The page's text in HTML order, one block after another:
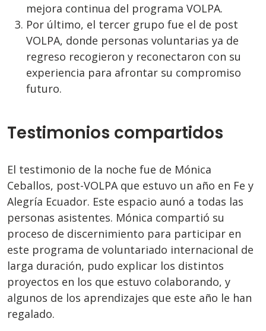
mejora continua del programa VOLPA.
Por último, el tercer grupo fue el de post
VOLPA, donde personas voluntarias ya de
regreso recogieron y reconectaron con su
experiencia para afrontar su compromiso
futuro.
Testimonios compartidos
El testimonio de la noche fue de Mónica
Ceballos, post-VOLPA que estuvo un año en Fe y
Alegría Ecuador. Este espacio aunó a todas las
personas asistentes. Mónica compartió su
proceso de discernimiento para participar en
este programa de voluntariado internacional de
larga duración, pudo explicar los distintos
proyectos en los que estuvo colaborando, y
algunos de los aprendizajes que este año le han
regalado.